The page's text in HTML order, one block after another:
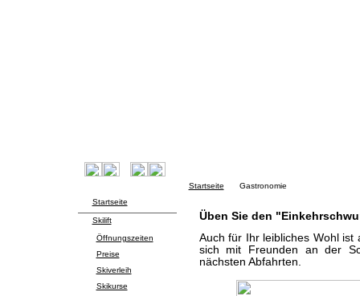
Startseite
Gastronomie
Startseite
Skilift
Öffnungszeiten
Preise
Skiverleih
Skikurse
Üben Sie den
Auch für Ihr leibliches Wohl
sich mit Freunden an der
nächsten Abfahrten.